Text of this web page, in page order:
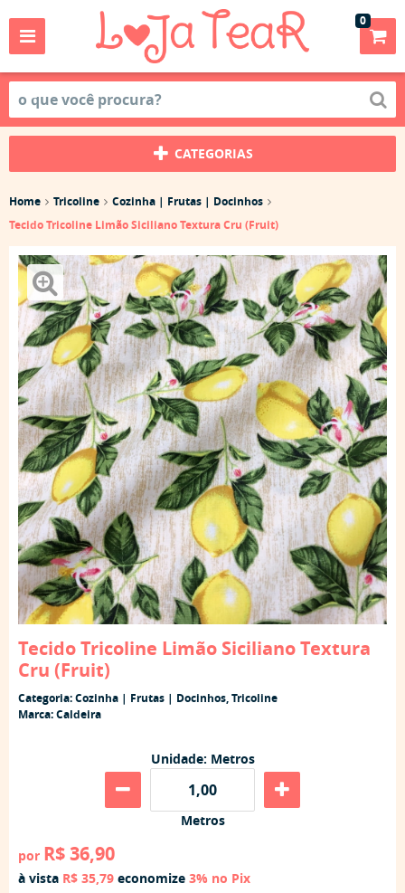
0
CATEGORIAS
Home Tricoline
Cozinha | Frutas | Docinhos
Tecido Tricoline Limão Siciliano Textura Cru (Fruit)
Tecido Tricoline Limão Siciliano Textura
Cru (Fruit)
Categoria:Cozinha | Frutas | Docinhos,Tricoline
Marca:Caldeira
Unidade: Metros
Metros
por R$ 36,90
à vista R$ 35,79 economize 3% no Pix